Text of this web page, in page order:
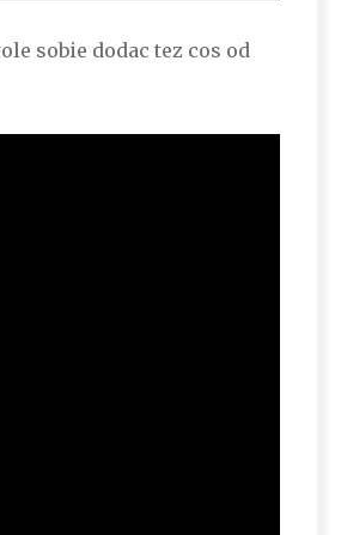
sobie dodac tez cos od